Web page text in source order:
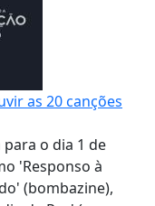
as 20 canções
o dia 1 de
'Responso à
(bombazine),